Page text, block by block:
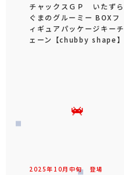
チャックスＧＰ いたずら
ぐまのグルーミー BOXフ
ィギュアパッケージキーチ
ェーン 【chubby shape】
2025年 10月 中旬登場